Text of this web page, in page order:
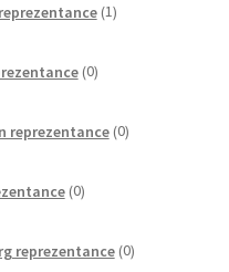
1izdelek
0izdelkov
reprezentance 0izdelkov
0izdelkov
reprezentance 0izdelkov